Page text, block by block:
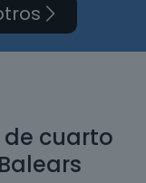
de cuarto